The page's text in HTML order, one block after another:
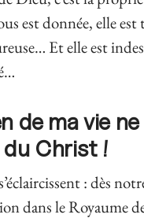
est donnée, elle
Et elle est
de ma vie
Christ !
: dès
dans le Royaume